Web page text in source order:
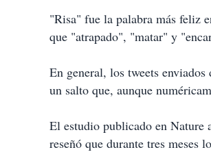
"Risa" fue la palabra más feliz
que "atrapado", "matar" y
En general, los tweets
un salto que, aunque
El estudio publicado en Nature
reseñó que durante tres meses